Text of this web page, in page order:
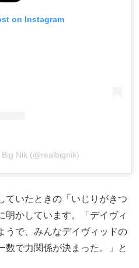
on Instagram
Nik (@realbignik)
ていたときの「いじりがきつ
明かしています。「デイヴィ
うで、みんなデイヴィッドの
数で力関係が決まった。」と